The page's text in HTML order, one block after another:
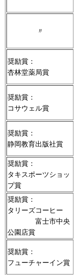
〃
奨励賞：
杏林堂薬局賞
奨励賞：
コサウェル賞
奨励賞：
静岡教育出版社賞
奨励賞：
タキスポーツショッ
プ賞
奨励賞：
タリーズコーヒー
富士市中央
公園店賞
奨励賞：
フューチャーイン賞